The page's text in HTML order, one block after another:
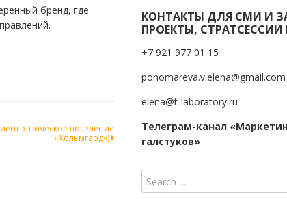
бренд, где
этническое поселение
«Хольмгард»)
КОНТАКТЫ ДЛЯ СМИ И
ПРОЕКТЫ, СТРАТСЕССИИ
+7 921 977 01 15
ponomareva.v.elena@gmail.com
elena@t-laboratory.ru
Телеграм-канал
галстуков»